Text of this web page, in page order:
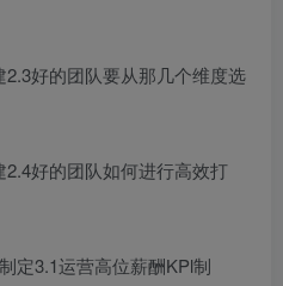
好的团队要从那几个维度选
好的团队如何进行高效打
定3.1运营高位薪酬KPl制